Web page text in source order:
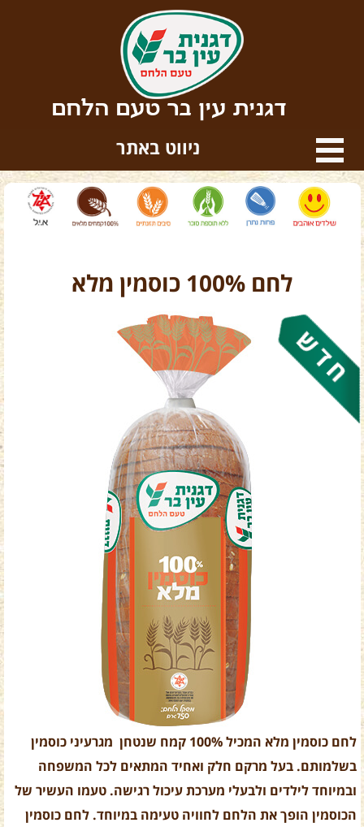
דגנית עין בר טעם הלחם
ניווט באתר
לחם 100% כוסמין מלא
לחם כוסמין מלא המכיל 100% קמח שנטחן מגרעיני כוסמין
בשלמותם. בעל מרקם חלק ואחיד המתאים לכל המשפחה
ובמיוחד לילדים ולבעלי מערכת עיכול רגישה. טעמו העשיר של
הכוסמין הופך את הלחם לחוויה טעימה במיוחד. לחם כוסמין